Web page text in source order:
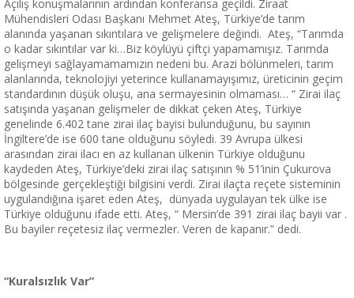
Açılış konuşmalarının ardından konferansa geçildi. Ziraat
Mühendisleri Odası Başkanı Mehmet Ateş, Türkiye’de tarım
alanında yaşanan sıkıntılara ve gelişmelere değindi. Ateş, “Tarımda
o kadar sıkıntılar var ki…Biz köylüyü çiftçi yapamamışız. Tarımda
gelişmeyi sağlayamamamızın nedeni bu. Arazi bölünmeleri, tarım
alanlarında, teknolojiyi yeterince kullanamayışımız, üreticinin geçim
standardının düşük oluşu, ana sermayesinin olmaması… “ Zirai ilaç
satışında yaşanan gelişmeler de dikkat çeken Ateş, Türkiye
genelinde 6.402 tane zirai ilaç bayisi bulunduğunu, bu sayının
İngiltere’de ise 600 tane olduğunu söyledi. 39 Avrupa ülkesi
arasından zirai ilacı en az kullanan ülkenin Türkiye olduğunu
kaydeden Ateş, Türkiye’deki zirai ilaç satışının % 51’inin Çukurova
bölgesinde gerçekleştiği bilgisini verdi. Zirai ilaçta reçete sisteminin
uygulandığına işaret eden Ateş, dünyada uygulayan tek ülke ise
Türkiye olduğunu ifade etti. Ateş, “ Mersin’de 391 zirai ilaç bayii var .
Bu bayiler reçetesiz ilaç vermezler. Veren de kapanır.” dedi.
“Kuralsızlık Var”